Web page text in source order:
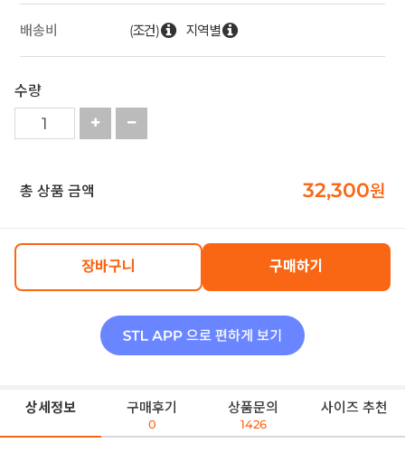
배송비 (조건) 지역별
수량
총 상품 금액 32,300원
장바구니 구매하기
상세정보 구매후기
0
상품문의
1426
사이즈 추천